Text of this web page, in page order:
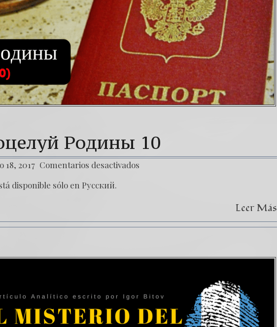
Родины 10
18, 2017 Comentarios desactivados
disponible sólo en Русский.
Leer Más